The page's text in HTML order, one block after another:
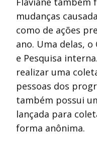
mudanças
como de ações
ano. Uma delas, o
e Pesquisa
realizar uma
pessoas dos
também possui
lançada para
forma anônima.